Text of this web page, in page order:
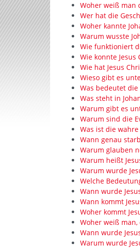
Woher weiß man
Wer hat die
Woher kannte
Warum wusste
Wie funktioniert
Wie konnte
Wie hat Jesus
Wieso gibt es
Was bedeutet die
Was steht in
Warum gibt es
Warum sind die
Was ist die wahre
Wann genau
Warum glauben
Warum heißt
Warum wurde
Welche
Wann wurde
Wann kommt
Woher kommt
Woher weiß man,
Wann wurde
Warum wurde